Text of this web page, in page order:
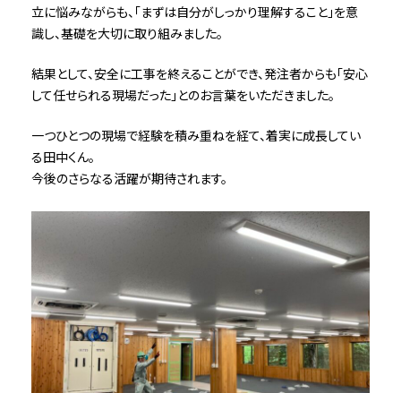
立に悩みながらも、「まずは自分がしっかり理解すること」を意
識し、基礎を大切に取り組みました。
結果として、安全に工事を終えることができ、発注者からも「安心
して任せられる現場だった」とのお言葉をいただきました。
一つひとつの現場で経験を積み重ねを経て、着実に成長してい
る田中くん。
今後のさらなる活躍が期待されます。